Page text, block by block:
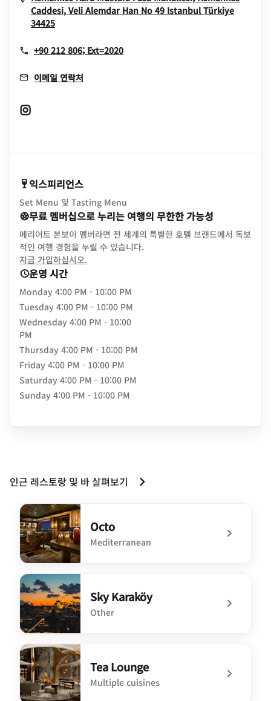
Caddesi, Veli Alemdar Han No 49 Istanbul Türkiye
34425Opens In New Window
+90 212 806; Ext=2020
이메일 연락처
익스피리언스
Set Menu 및 Tasting Menu
무료 멤버십으로 누리는 여행의 무한한 가능성
메리어트 본보이 멤버라면 전 세계의 특별한 호텔 브랜드에서 독보
적인 여행 경험을 누릴 수 있습니다.
지금 가입하십시오.
운영 시간
Monday 4:00 PM - 10:00 PM
Tuesday 4:00 PM - 10:00 PM
Wednesday 4:00 PM - 10:00
PM
Thursday 4:00 PM - 10:00 PM
Friday 4:00 PM - 10:00 PM
Saturday 4:00 PM - 10:00 PM
Sunday 4:00 PM - 10:00 PM
인근 레스토랑 및 바 살펴보기
Octo
Mediterranean
undefined Octo
Sky Karaköy
Other
undefined Sky Karaköy
Tea Lounge
Multiple cuisines